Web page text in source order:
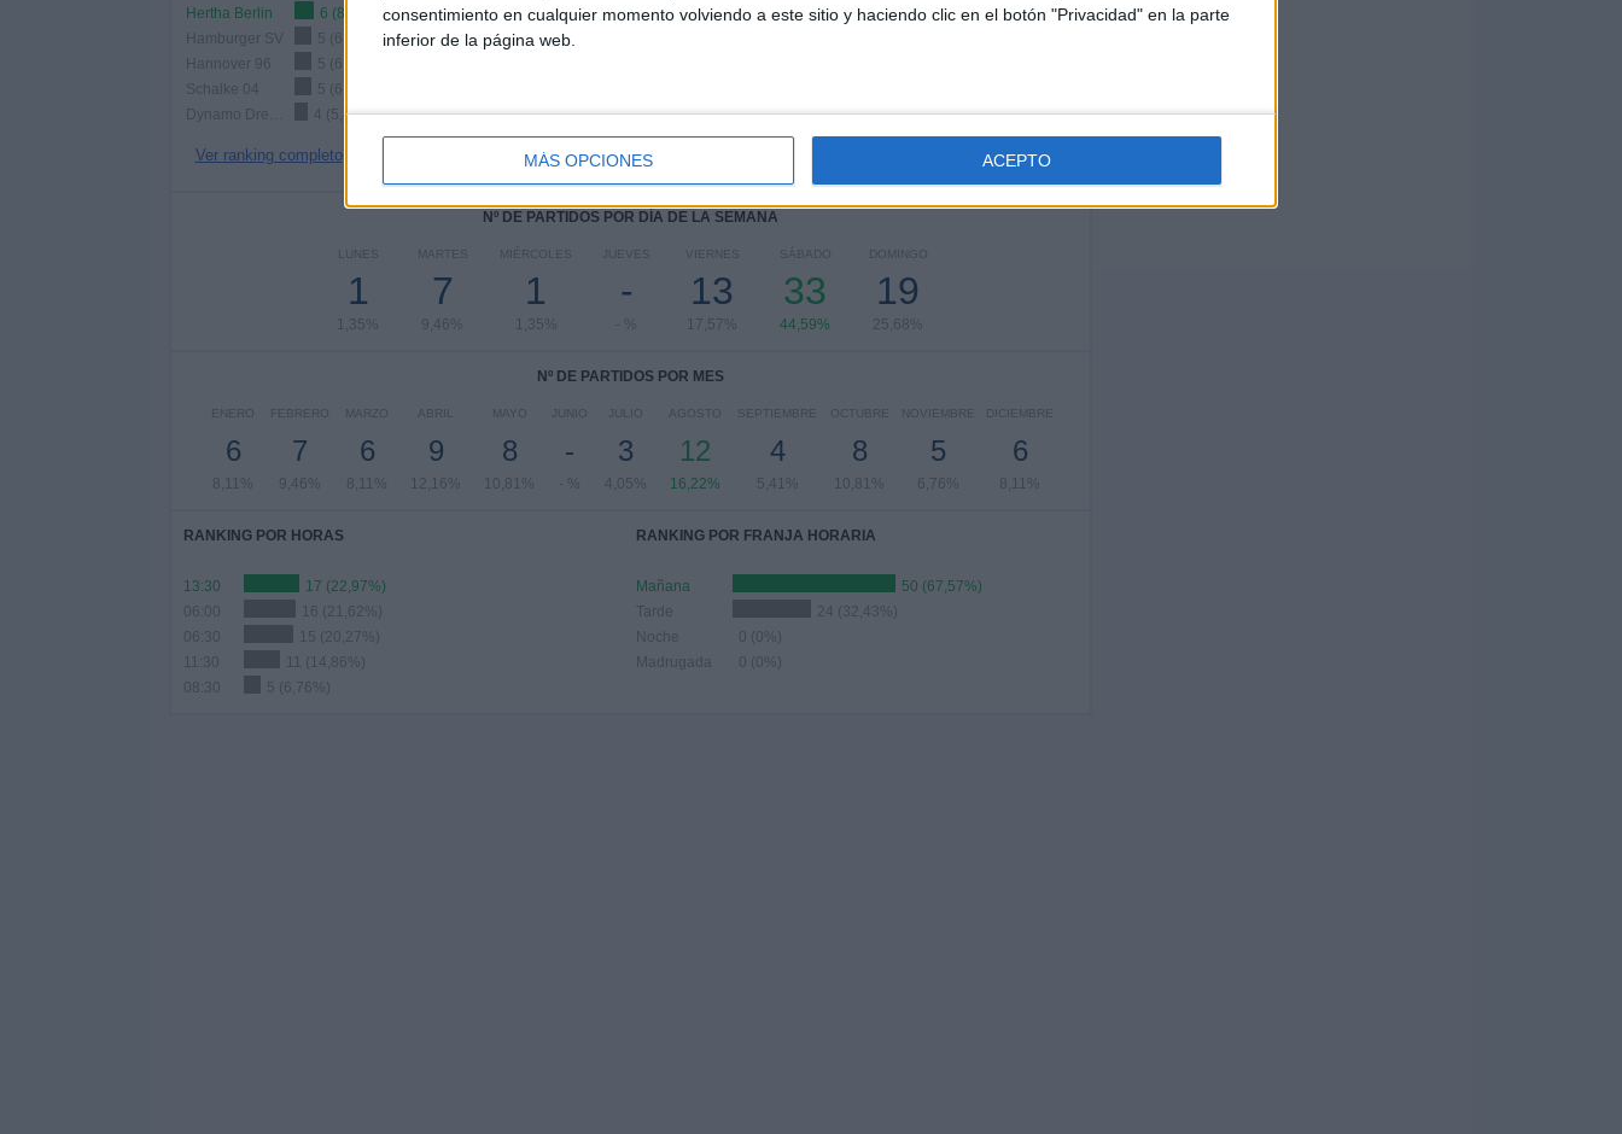
consentimiento en cualquier momento volviendo a este sitio y haciendo clic en el botón "Privacidad" en la parte
inferior de la página web.
MÁS OPCIONES ACEPTO
Hertha Berlin
6 (8,11%)
Hamburger SV
5 (6,76%)
Hannover 96
5 (6,76%)
Schalke 04
5 (6,76%)
4 (5,41%)
Ver ranking completo
2. Bundesliga
61 (82,43%)
Nº DE PARTIDOS POR DÍA DE LA SEMANA
LUNES
1
1,35%
MARTES
7
9,46%
MIÉRCOLES
1
1,35%
JUEVES
-
- %
VIERNES
13
17,57%
SÁBADO
33
44,59%
DOMINGO
19
25,68%
Nº DE PARTIDOS POR MES
ENERO
6
8,11%
FEBRERO
7
9,46%
MARZO
6
8,11%
ABRIL
9
12,16%
MAYO
8
10,81%
JUNIO
-
- %
JULIO
3
4,05%
AGOSTO
12
16,22%
SEPTIEMBRE
4
5,41%
OCTUBRE
8
10,81%
NOVIEMBRE
5
6,76%
DICIEMBRE
6
8,11%
RANKING POR HORAS
13:30
17 (22,97%)
06:00
16 (21,62%)
06:30
15 (20,27%)
11:30
11 (14,86%)
08:30
5 (6,76%)
RANKING POR FRANJA HORARIA
Mañana
50 (67,57%)
Tarde
24 (32,43%)
Noche
0 (0%)
Madrugada
0 (0%)